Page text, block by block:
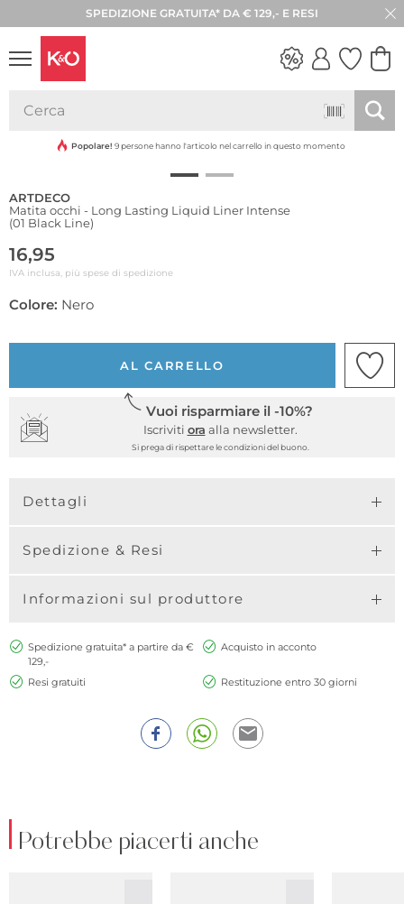
SPEDIZIONE GRATUITA* DA € 129,- E RESI
30 GIORNI DI RESO
VIBES
Popolare! 9 persone hanno l'articolo nel carrello in questo momento
ARTDECO
Matita occhi - Long Lasting Liquid Liner Intense
(01 Black Line)
16,95
IVA inclusa, più spese di spedizione
Colore: Nero
AL CARRELLO
Vuoi risparmiare il -10%?
Iscriviti ora alla newsletter.
Si prega di rispettare le condizioni del buono.
Dettagli
Spedizione & Resi
Informazioni sul produttore
Spedizione gratuita* a partire da €
129,-
Acquisto in acconto
Resi gratuiti Restituzione entro 30 giorni
Potrebbe piacerti anche